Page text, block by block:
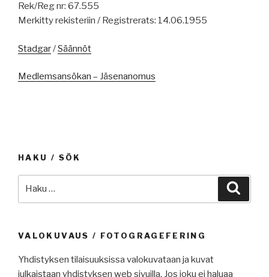
Rek/Reg nr: 67.555
Merkitty rekisteriin / Registrerats: 14.06.1955
Stadgar/Säännöt
Medlemsansökan – Jäsenanomus
HAKU / SÖK
VALOKUVAUS / FOTOGRAGEFERING
Yhdistyksen tilaisuuksissa valokuvataan ja kuvat
julkaistaan yhdistyksen web sivuilla. Jos joku ei haluaa